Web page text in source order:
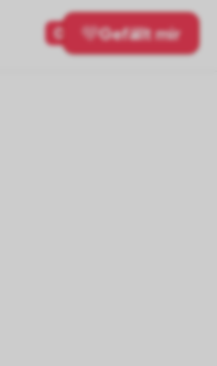
0 Gefällt mir